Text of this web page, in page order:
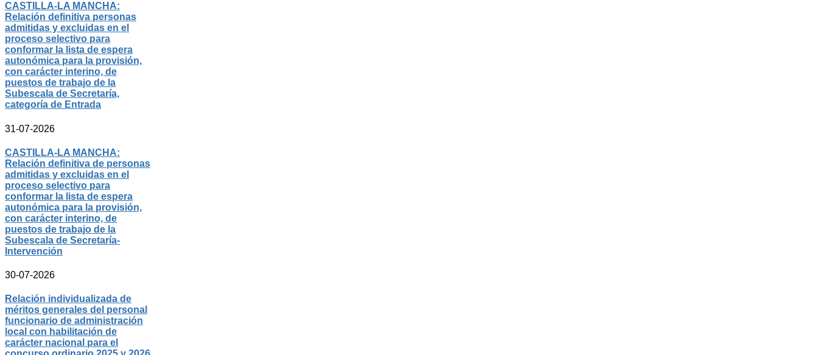
CASTILLA-LA MANCHA:
Relación definitiva personas
admitidas y excluidas en el
proceso selectivo para
conformar la lista de espera
autonómica para la provisión,
con carácter interino, de
puestos de trabajo de la
Subescala de Secretaría,
categoría de Entrada
31-07-2026
CASTILLA-LA MANCHA:
Relación definitiva de personas
admitidas y excluidas en el
proceso selectivo para
conformar la lista de espera
autonómica para la provisión,
con carácter interino, de
puestos de trabajo de la
Subescala de Secretaría-
Intervención
30-07-2026
Relación individualizada de
méritos generales del personal
funcionario de administración
local con habilitación de
carácter nacional para el